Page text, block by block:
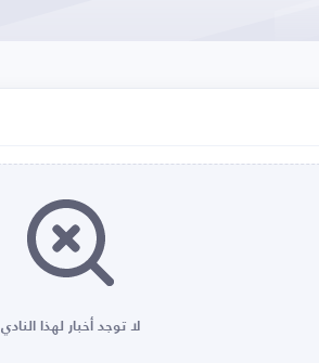
لا توجد أخبار لهذا النادي